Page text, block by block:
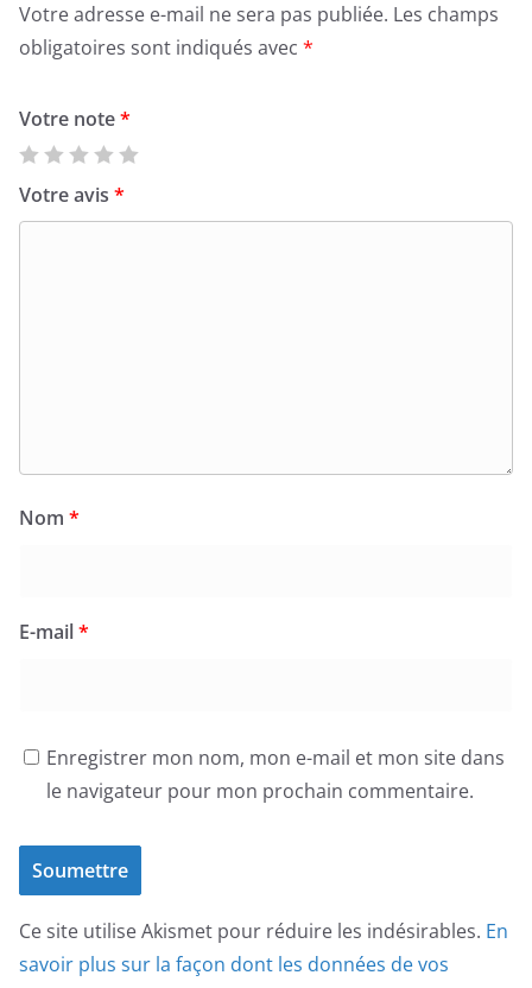
Votre adresse e-mail ne sera pas publiée. Les champs
obligatoires sont indiqués avec *
Votre note*
Votre avis *
Nom *
E-mail*
Enregistrer mon nom, mon e-mail et mon site dans
le navigateur pour mon prochain commentaire.
Ce site utilise Akismet pour réduire les indésirables. En
savoir plus sur la façon dont les données de vos